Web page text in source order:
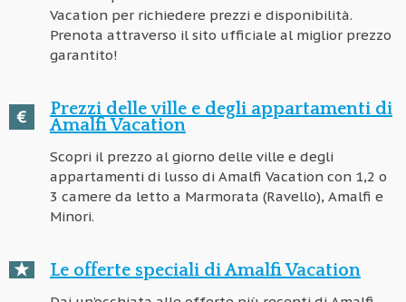
Vacation per richiedere prezzi e disponibilità.
Prenota attraverso il sito ufficiale al miglior prezzo
garantito!
Prezzi delle ville e degli appartamenti di
Amalfi Vacation
Scopri il prezzo al giorno delle ville e degli
appartamenti di lusso di Amalfi Vacation con 1,2 o
3 camere da letto a Marmorata (Ravello), Amalfi e
Minori.
Le offerte speciali di Amalfi Vacation